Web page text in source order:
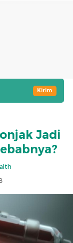
Kirim
Jadi